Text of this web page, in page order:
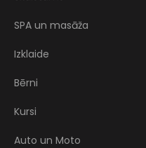
SPA un masāža
Izklaide
Bērni
Kursi
Auto un Moto